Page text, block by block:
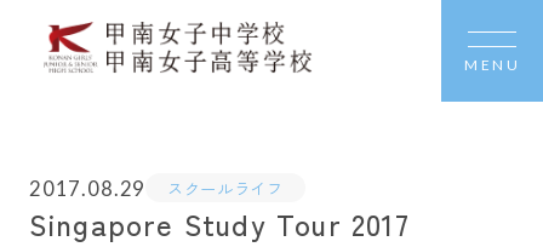
MENU
2017.08.29 スクールライフ
Singapore Study Tour 2017